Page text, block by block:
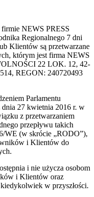
firmie NEWS PRESS
Regionalnego 7 dni
Klientów są przetwarzane
którym jest firma NEWS
22 LOK. 12, 42-
REGON: 240720493
Parlamentu
27 kwietnia 2016 r. w
z przetwarzaniem
przepływu takich
WE (w skrócie „RODO”),
i Klientów do
i nie użycza osobom
i Klientów oraz
w przyszłości.